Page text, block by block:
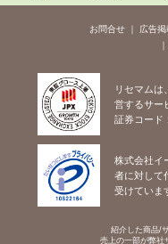
お問合せ 広告掲
リセマムは
営するサー
証券コード
株式会社イ
者に対して
受けていま
紹介した商品/
売上の一部が弊社